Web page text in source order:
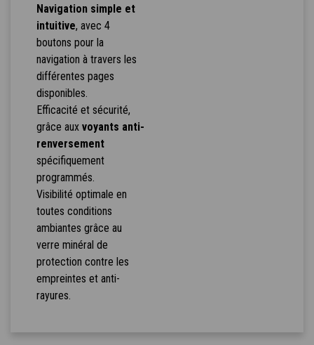
Navigation simple et
intuitive, avec 4
boutons pour la
navigation à travers les
différentes pages
disponibles.
Efficacité et sécurité,
grâce aux voyants anti-
renversement
spécifiquement
programmés.
Visibilité optimale en
toutes conditions
ambiantes grâce au
verre minéral de
protection contre les
empreintes et anti-
rayures.